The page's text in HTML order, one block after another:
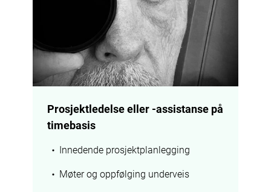
Prosjektledelse eller -assistanse på
timebasis
Innedende prosjektplanlegging
Møter og oppfølging underveis